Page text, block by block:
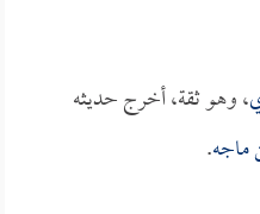
، وهو ثقة، أخرج حديثه
ماجه.